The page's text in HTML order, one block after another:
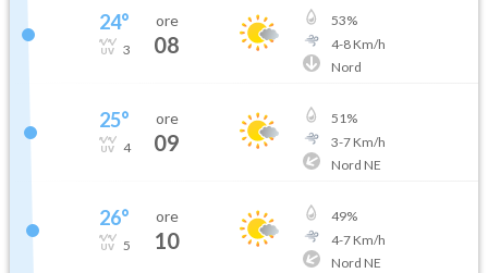
24°
3
ore
08
53%
4-8Km/h
Nord
25°
4
ore
09
51%
3-7Km/h
Nord NE
26°
5
ore
10
49%
4-7Km/h
Nord NE